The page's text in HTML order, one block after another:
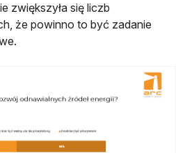
zwiększyła się liczb
że powinno to być zadanie